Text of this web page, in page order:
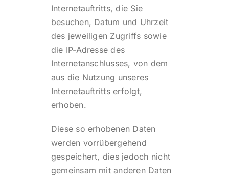
Internetauftritts, die Sie
besuchen, Datum und Uhrzeit
des jeweiligen Zugriffs sowie
die IP-Adresse des
Internetanschlusses, von dem
aus die Nutzung unseres
Internetauftritts erfolgt,
erhoben.
Diese so erhobenen Daten
werden vorrübergehend
gespeichert, dies jedoch nicht
gemeinsam mit anderen Daten